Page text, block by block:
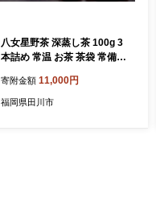
八女星野茶 深蒸し茶 100g 3
本詰め 常温 お茶 茶袋 常備品
飲み物 八女 茶 日本茶 深むし
茶 深蒸し お茶っぱ tea 八女
寄附金額 11,000円
福岡県田川市